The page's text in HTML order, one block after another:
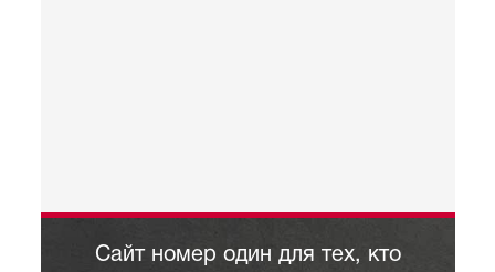
Сайт номер один для тех, кто